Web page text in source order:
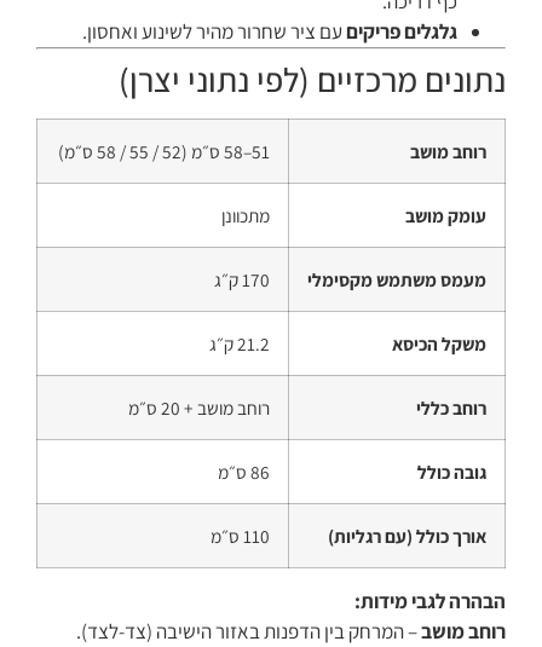
גלגלים פריקים עם ציר שחרור מהיר לשינוע ואחסון.
נתונים מרכזיים (לפי נתוני יצרן)
רוחב מושב 51–58 ס״מ (52 / 55 / 58 ס״מ)
עומק מושב מתכוונן
מעמס משתמש מקסימלי 170 ק״ג
משקל הכיסא 21.2 ק״ג
רוחב כללי רוחב מושב + 20 ס״מ
גובה כולל 86 ס״מ
אורך כולל (עם רגליות) 110 ס״מ
הבהרה לגבי מידות:
רוחב מושב– המרחק בין הדפנות באזור הישיבה (צד-לצד).